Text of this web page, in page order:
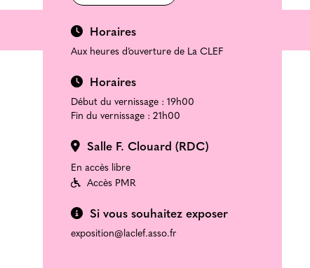
Horaires
Aux heures d’ouverture de La CLEF
Horaires
Début du vernissage : 19h00
Fin du vernissage : 21h00
Salle F. Clouard (RDC)
En accès libre
Accès PMR
Si vous souhaitez exposer
exposition@laclef.asso.fr